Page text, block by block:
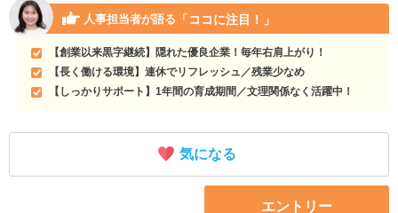
人事担当者が語る 「ココに注目！」
【創業以来黒字継続】隠れた優良企業！毎年右肩上がり！
【長く働ける環境】連休でリフレッシュ／残業少なめ
【しっかりサポート】1年間の育成期間／文理関係なく活躍中！
気になる
エントリー